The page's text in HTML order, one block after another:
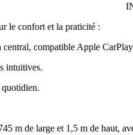
le confort et la praticité :
central, compatible Apple
intuitives.
quotidien.
m de large et 1,5 m de haut,